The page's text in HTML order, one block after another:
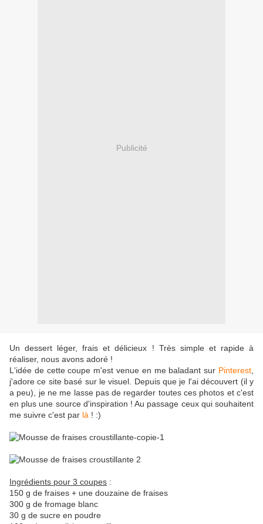
Publicité
Un dessert léger, frais et délicieux ! Très simple et rapide à
réaliser, nous avons adoré !
L'idée de cette coupe m'est venue en me baladant sur Pinterest
j'adore ce site basé sur le visuel. Depuis que je l'ai découvert (il y
a peu), je ne me lasse pas de regarder toutes ces photos et c'est
en plus une source d'inspiration ! Au passage ceux qui souhaitent
me suivre c'est par là ! :)
Ingrédients pour 3 coupes :
150 g de fraises + une douzaine de fraises
300 g de fromage blanc
30 g de sucre en poudre